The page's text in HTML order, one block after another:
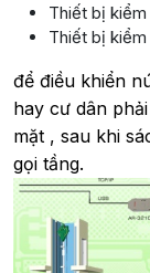
Thiết bị
Thiết bị
để điều khiển
hay cư dân
mặt , sau khi
gọi tầng.